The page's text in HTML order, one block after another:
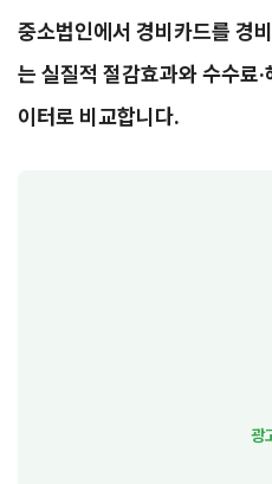
중소법인에서 경비카드를 경
는 실질적 절감효과와 수수료
이터로 비교합니다.